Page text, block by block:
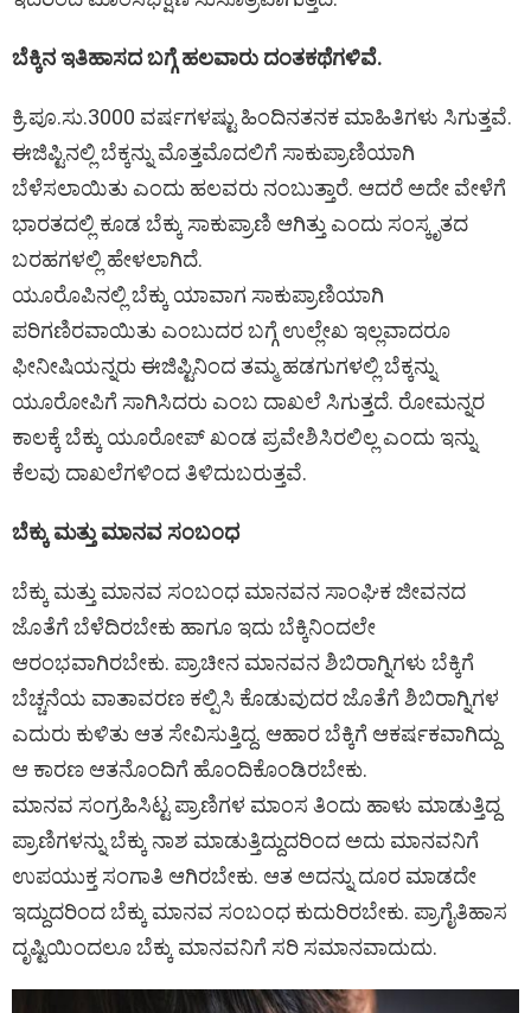
ಬೆಕ್ಕಿನ ಇತಿಹಾಸದ ಬಗ್ಗೆ ಹಲವಾರು ದಂತಕಥೆಗಳಿವೆ.
ಕ್ರಿ.ಪೂ.ಸು.3000 ವರ್ಷಗಳಷ್ಟು ಹಿಂದಿನತನಕ ಮಾಹಿತಿಗಳು ಸಿಗುತ್ತವೆ.
ಈಜಿಪ್ಟಿನಲ್ಲಿ ಬೆಕ್ಕನ್ನು ಮೊತ್ತಮೊದಲಿಗೆ ಸಾಕುಪ್ರಾಣಿಯಾಗಿ
ಬೆಳೆಸಲಾಯಿತು ಎಂದು ಹಲವರು ನಂಬುತ್ತಾರೆ. ಆದರೆ ಅದೇ ವೇಳೆಗೆ
ಭಾರತದಲ್ಲಿ ಕೂಡ ಬೆಕ್ಕು ಸಾಕುಪ್ರಾಣಿ ಆಗಿತ್ತು ಎಂದು ಸಂಸ್ಕೃತದ
ಬರಹಗಳಲ್ಲಿ ಹೇಳಲಾಗಿದೆ.
ಯೂರೊಪಿನಲ್ಲಿ ಬೆಕ್ಕು ಯಾವಾಗ ಸಾಕುಪ್ರಾಣಿಯಾಗಿ
ಪರಿಗಣಿರವಾಯಿತು ಎಂಬುದರ ಬಗ್ಗೆ ಉಲ್ಲೇಖ ಇಲ್ಲವಾದರೂ
ಫೀನೀಷಿಯನ್ನರು ಈಜಿಪ್ಟಿನಿಂದ ತಮ್ಮ ಹಡಗುಗಳಲ್ಲಿ ಬೆಕ್ಕನ್ನು
ಯೂರೋಪಿಗೆ ಸಾಗಿಸಿದರು ಎಂಬ ದಾಖಲೆ ಸಿಗುತ್ತದೆ. ರೋಮನ್ನರ
ಕಾಲಕ್ಕೆ ಬೆಕ್ಕು ಯೂರೋಪ್ ಖಂಡ ಪ್ರವೇಶಿಸಿರಲಿಲ್ಲ ಎಂದು ಇನ್ನು
ಕೆಲವು ದಾಖಲೆಗಳಿಂದ ತಿಳಿದುಬರುತ್ತವೆ.
ಬೆಕ್ಕು ಮತ್ತು ಮಾನವ ಸಂಬಂಧ
ಬೆಕ್ಕು ಮತ್ತು ಮಾನವ ಸಂಬಂಧ ಮಾನವನ ಸಾಂಘಿಕ ಜೀವನದ
ಜೊತೆಗೆ ಬೆಳೆದಿರಬೇಕು ಹಾಗೂ ಇದು ಬೆಕ್ಕಿನಿಂದಲೇ
ಆರಂಭವಾಗಿರಬೇಕು. ಪ್ರಾಚೀನ ಮಾನವನ ಶಿಬಿರಾಗ್ನಿಗಳು ಬೆಕ್ಕಿಗೆ
ಬೆಚ್ಚನೆಯ ವಾತಾವರಣ ಕಲ್ಪಿಸಿ ಕೊಡುವುದರ ಜೊತೆಗೆ ಶಿಬಿರಾಗ್ನಿಗಳ
ಎದುರು ಕುಳಿತು ಆತ ಸೇವಿಸುತ್ತಿದ್ದ. ಆಹಾರ ಬೆಕ್ಕಿಗೆ ಆಕರ್ಷಕವಾಗಿದ್ದು
ಆ ಕಾರಣ ಆತನೊಂದಿಗೆ ಹೊಂದಿಕೊಂಡಿರಬೇಕು.
ಮಾನವ ಸಂಗ್ರಹಿಸಿಟ್ಟ ಪ್ರಾಣಿಗಳ ಮಾಂಸ ತಿಂದು ಹಾಳು ಮಾಡುತ್ತಿದ್ದ
ಪ್ರಾಣಿಗಳನ್ನು ಬೆಕ್ಕು ನಾಶ ಮಾಡುತ್ತಿದ್ದುದರಿಂದ ಅದು ಮಾನವನಿಗೆ
ಉಪಯುಕ್ತ ಸಂಗಾತಿ ಆಗಿರಬೇಕು. ಆತ ಅದನ್ನು ದೂರ ಮಾಡದೇ
ಇದ್ದುದರಿಂದ ಬೆಕ್ಕು ಮಾನವ ಸಂಬಂಧ ಕುದುರಿರಬೇಕು. ಪ್ರಾಗೈತಿಹಾಸ
ದೃಷ್ಟಿಯಿಂದಲೂ ಬೆಕ್ಕು ಮಾನವನಿಗೆ ಸರಿ ಸಮಾನವಾದುದು.